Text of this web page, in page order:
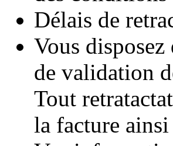
Délais de
Vous
de validation
Tout
la facture